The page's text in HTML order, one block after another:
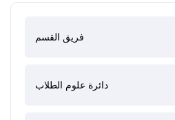
فريق القسم
دائرة علوم الطلاب